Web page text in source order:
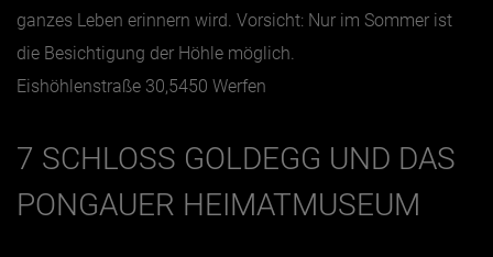
ganzes Leben erinnern wird. Vorsicht: Nur im Sommer ist
die Besichtigung der Höhle möglich.
Eishöhlenstraße 30,5450 Werfen
7 SCHLOSS GOLDEGG UND DAS
PONGAUER HEIMATMUSEUM